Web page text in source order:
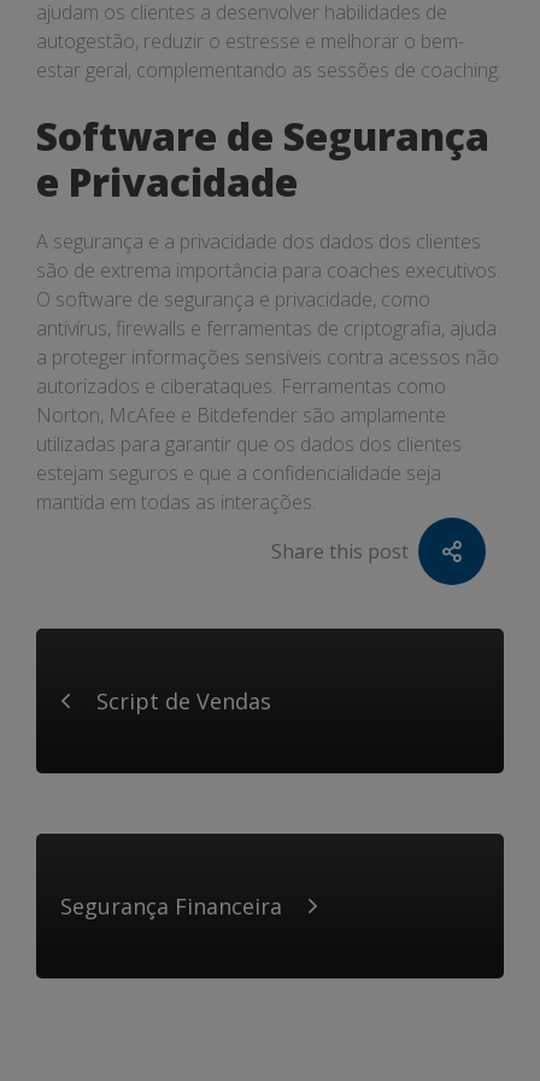
ajudam os clientes a desenvolver habilidades de
autogestão, reduzir o estresse e melhorar o bem-
estar geral, complementando as sessões de coaching.
Software de Segurança
e Privacidade
A segurança e a privacidade dos dados dos clientes
são de extrema importância para coaches executivos.
O software de segurança e privacidade, como
antivírus, firewalls e ferramentas de criptografia, ajuda
a proteger informações sensíveis contra acessos não
autorizados e ciberataques. Ferramentas como
Norton, McAfee e Bitdefender são amplamente
utilizadas para garantir que os dados dos clientes
estejam seguros e que a confidencialidade seja
mantida em todas as interações.
Share this post
Script de Vendas
Segurança Financeira